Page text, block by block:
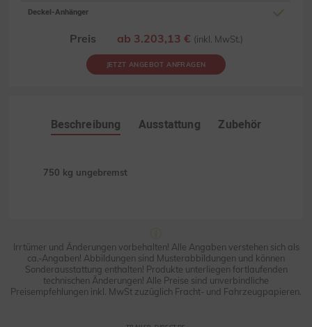
Deckel-Anhänger
Preis ab 3.203,13 € (inkl. MwSt.)
JETZT ANGEBOT ANFRAGEN
Beschreibung Ausstattung Zubehör
750 kg ungebremst
Irrtümer und Änderungen vorbehalten! Alle Angaben verstehen sich als
ca.-Angaben! Abbildungen sind Musterabbildungen und können
Sonderausstattung enthalten! Produkte unterliegen fortlaufenden
technischen Änderungen! Alle Preise sind unverbindliche
Preisempfehlungen inkl. MwSt zuzüglich Fracht- und Fahrzeugpapieren.